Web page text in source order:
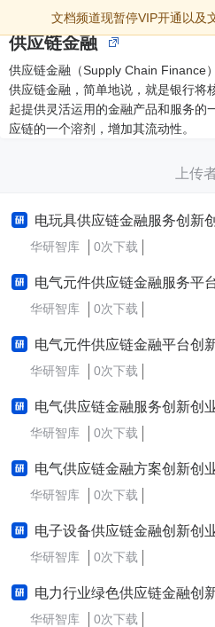
文档频道现暂停VIP开通以及
供应链金融
供应链金融（Supply Chain Finance）
供应链金融，简单地说，就是银行将
起提供灵活运用的金融产品和服务的
应链的一个溶剂，增加其流动性。
上传
电玩具供应链金融服务创新
华研智库 0次下载
电气元件供应链金融服务平台
华研智库 0次下载
电气元件供应链金融平台创
华研智库 0次下载
电气供应链金融服务创新创
华研智库 0次下载
电气供应链金融方案创新创
华研智库 0次下载
电子设备供应链金融创新创
华研智库 0次下载
电力行业绿色供应链金融创
华研智库 0次下载